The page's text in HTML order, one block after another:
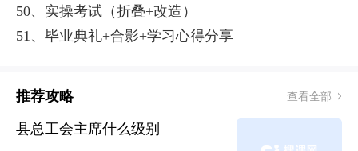
50、实操考试（折叠+改造）
51、毕业典礼+合影+学习心得分享
推荐攻略 查看全部
县总工会主席什么级别